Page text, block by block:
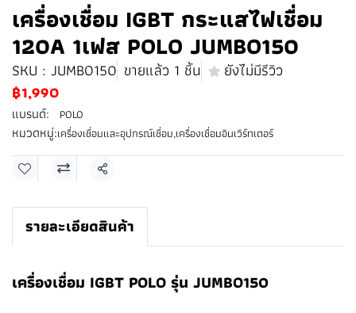
เครื่องเชื่อม IGBT กระแสไฟเชื่อม
120A 1เฟส POLO JUMBO150
SKU : JUMBO150 ขายแล้ว 1 ชิ้น
ยังไม่มีรีวิว
฿1,990
แบรนด์: POLO
หมวดหมู่:เครื่องเชื่อมและอุปกรณ์เชื่อม,เครื่องเชื่อมอินเวิร์ทเตอร์
แชร์
รายละเอียดสินค้า
เครื่องเชื่อม IGBT POLO รุ่น JUMBO150